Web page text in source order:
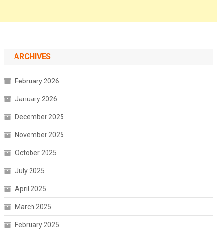
ARCHIVES
February 2026
January 2026
December 2025
November 2025
October 2025
July 2025
April 2025
March 2025
February 2025